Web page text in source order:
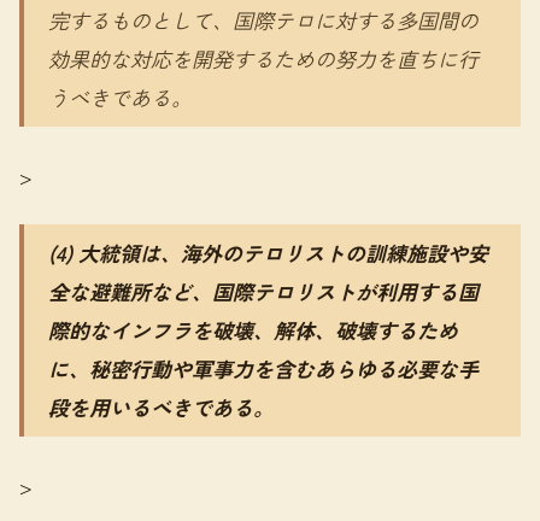
完するものとして、国際テロに対する多国間の
効果的な対応を開発するための努力を直ちに行
うべきである。
>
(4) 大統領は、海外のテロリストの訓練施設や安
全な避難所など、国際テロリストが利用する国
際的なインフラを破壊、解体、破壊するため
に、秘密行動や軍事力を含むあらゆる必要な手
段を用いるべきである。
>